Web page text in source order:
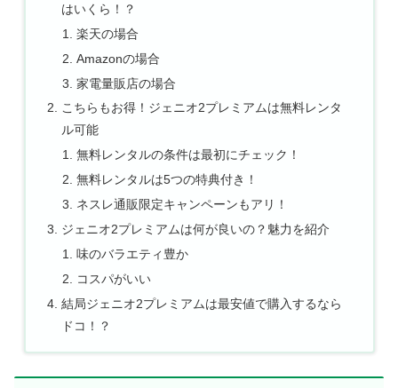
はいくら！？
楽天の場合
Amazonの場合
家電量販店の場合
こちらもお得！ジェニオ2プレミアムは無料レンタ
ル可能
無料レンタルの条件は最初にチェック！
無料レンタルは5つの特典付き！
ネスレ通販限定キャンペーンもアリ！
ジェニオ2プレミアムは何が良いの？魅力を紹介
味のバラエティ豊か
コスパがいい
結局ジェニオ2プレミアムは最安値で購入するなら
ドコ！？